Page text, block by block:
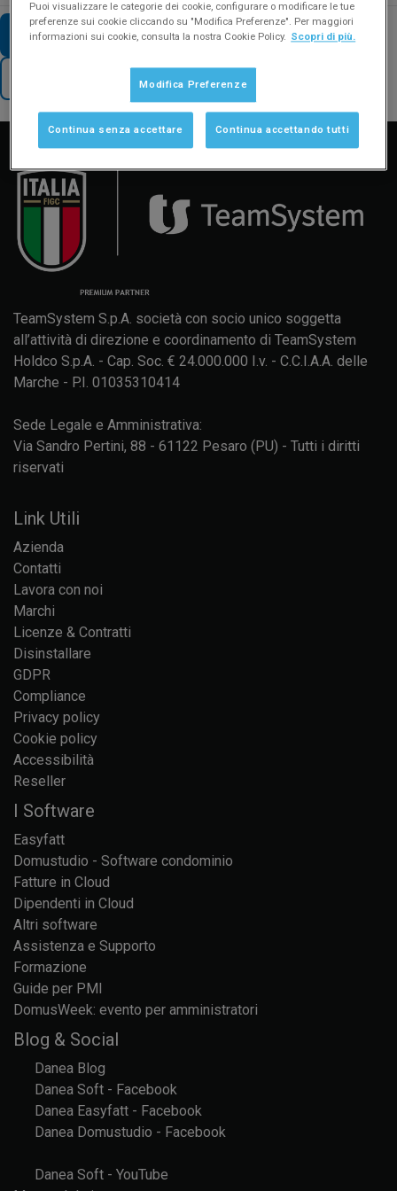
VAI AD ALTRE FAQ SUL TEMA
TORNA AL SUPPORTO
Manuale d'uso Formazione Aggiornamenti
TeamSystem S.p.A. società con socio unico soggetta
all’attività di direzione e coordinamento di TeamSystem
Holdco S.p.A. - Cap. Soc. € 24.000.000 I.v. - C.C.I.A.A. delle
Marche - P.I. 01035310414
Sede Legale e Amministrativa:
Via Sandro Pertini, 88 - 61122 Pesaro (PU) - Tutti i diritti
riservati
Link Utili
Azienda
Contatti
Lavora con noi
Marchi
Licenze & Contratti
Disinstallare
GDPR
Compliance
Privacy policy
Cookie policy
Accessibilità
Reseller
I Software
Easyfatt
Domustudio - Software condominio
Fatture in Cloud
Dipendenti in Cloud
Altri software
Assistenza e Supporto
Formazione
Guide per PMI
DomusWeek: evento per amministratori
Blog & Social
Danea Blog
Danea Soft - Facebook
Danea Easyfatt - Facebook
Danea Domustudio - Facebook
Danea Soft - YouTube
Puoi visualizzare le categorie dei cookie, configurare o modificare le tue
preferenze sui cookie cliccando su "Modifica Preferenze". Per maggiori
informazioni sui cookie, consulta la nostra Cookie Policy. Scopri di più.
Modifica Preferenze
Continua senza accettare Continua accettando tutti